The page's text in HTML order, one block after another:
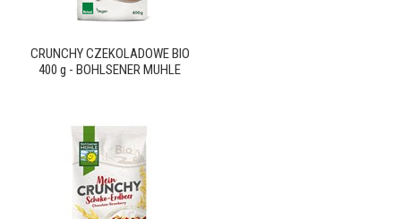
CRUNCHY CZEKOLADOWE BIO
400 g - BOHLSENER MUHLE